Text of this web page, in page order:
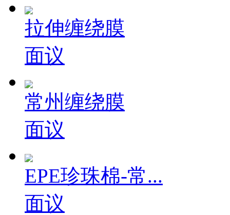
拉伸缠绕膜
面议
常州缠绕膜
面议
EPE珍珠棉-常...
面议